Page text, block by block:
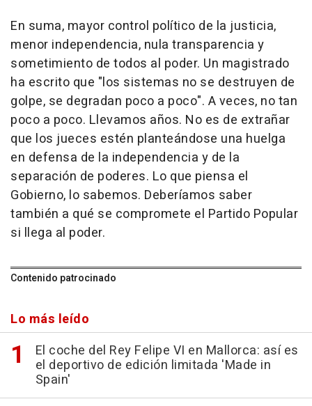
En suma, mayor control político de la justicia,
menor independencia, nula transparencia y
sometimiento de todos al poder. Un magistrado
ha escrito que "los sistemas no se destruyen de
golpe, se degradan poco a poco". A veces, no tan
poco a poco. Llevamos años. No es de extrañar
que los jueces estén planteándose una huelga
en defensa de la independencia y de la
separación de poderes. Lo que piensa el
Gobierno, lo sabemos. Deberíamos saber
también a qué se compromete el Partido Popular
si llega al poder.
Contenido patrocinado
Lo más leído
El coche del Rey Felipe VI en Mallorca: así es
el deportivo de edición limitada 'Made in
Spain'